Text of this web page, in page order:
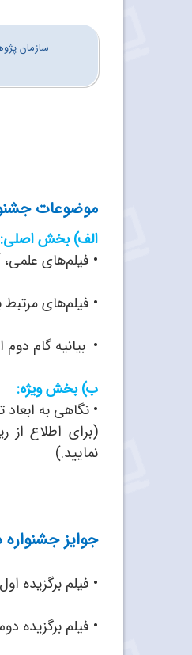
سازمان
موضوعات
الف) بخش اصلی:
• فیلم‌های
• فیلم‌های
• بیانیه گام دوم
ب) بخش ویژه:
• نگاهی به
(برای اطلاع از
نمایید.)
جوایز
• فیلم برگزیده
• فیلم برگزیده